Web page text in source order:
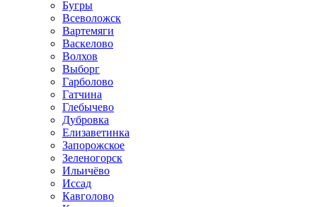
Бугры
Всеволожск
Вартемяги
Васкелово
Волхов
Выборг
Гарболово
Гатчина
Глебычево
Дубровка
Елизаветинка
Запорожское
Зеленогорск
Ильичёво
Иссад
Кавголово